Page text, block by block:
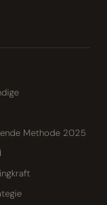
Methode 2025